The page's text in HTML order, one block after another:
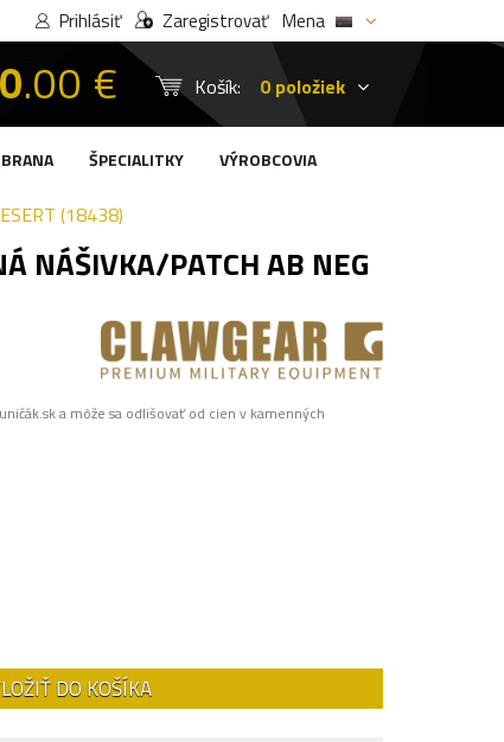
Prihlásiť Zaregistrovať Mena
0.00 € Košík: 0 položiek
ŠPECIALITKY VÝROBCOVIA
(18438)
NÁŠIVKA/PATCH AB NEG
a môže sa odlišovať od cien v kamenných
DO KOŠÍKA